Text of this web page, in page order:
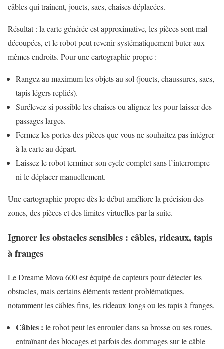
câbles qui traînent, jouets, sacs, chaises déplacées.
Résultat : la carte générée est approximative, les pièces sont mal
découpées, et le robot peut revenir systématiquement buter aux
mêmes endroits. Pour une cartographie propre :
Rangez au maximum les objets au sol (jouets, chaussures, sacs,
tapis légers repliés).
Surélevez si possible les chaises ou alignez-les pour laisser des
passages larges.
Fermez les portes des pièces que vous ne souhaitez pas intégrer
à la carte au départ.
Laissez le robot terminer son cycle complet sans l’interrompre
ni le déplacer manuellement.
Une cartographie propre dès le début améliore la précision des
zones, des pièces et des limites virtuelles par la suite.
Ignorer les obstacles sensibles : câbles, rideaux, tapis
à franges
Le Dreame Mova 600 est équipé de capteurs pour détecter les
obstacles, mais certains éléments restent problématiques,
notamment les câbles fins, les rideaux longs ou les tapis à franges.
Câbles : le robot peut les enrouler dans sa brosse ou ses roues,
entraînant des blocages et parfois des dommages sur le câble